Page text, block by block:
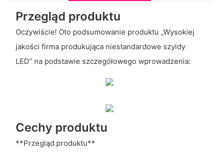
Przegląd produktu
Oczywiście! Oto podsumowanie produktu „Wysokiej
jakości firma produkująca niestandardowe szyldy
LED” na podstawie szczegółowego wprowadzenia:
Cechy produktu
**Przegląd produktu**